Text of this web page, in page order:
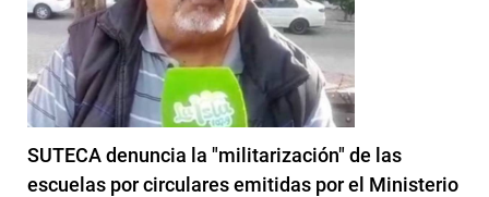
SUTECA denuncia la "militarización" de las
escuelas por circulares emitidas por el Ministerio